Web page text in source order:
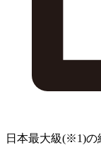
日本最大級(※1)の